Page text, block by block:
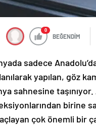
0
BEĞENDİM
sadece
yapılan, göz
sahnesine
birine
çok önemli bir